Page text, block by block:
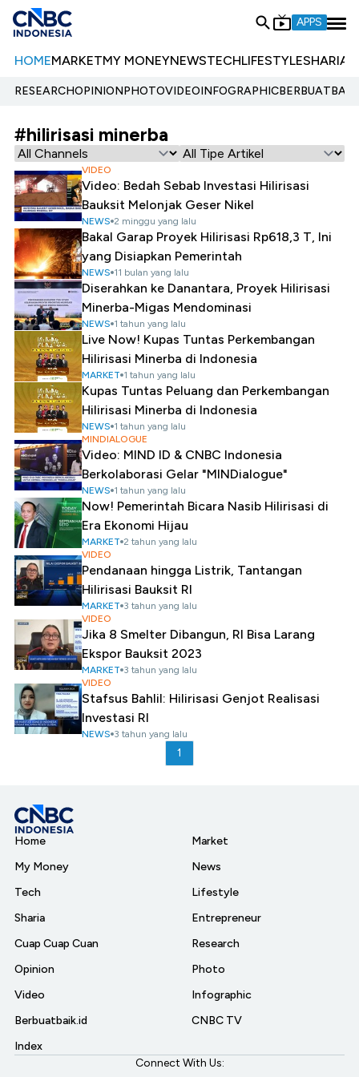
APPS
HOMEMARKETMY MONEYNEWSTECHLIFESTYLESHARIA
RESEARCHOPINIONPHOTOVIDEOINFOGRAPHIC
#hilirisasi minerba
VIDEO
Video: Bedah Sebab Investasi Hilirisasi
Bauksit Melonjak Geser Nikel
NEWS 2 minggu yang lalu
Bakal Garap Proyek Hilirisasi Rp618,3 T, Ini
yang Disiapkan Pemerintah
NEWS 11 bulan yang lalu
Diserahkan ke Danantara, Proyek Hilirisasi
Minerba-Migas Mendominasi
NEWS 1 tahun yang lalu
Live Now! Kupas Tuntas Perkembangan
Hilirisasi Minerba di Indonesia
MARKET 1 tahun yang lalu
Kupas Tuntas Peluang dan Perkembangan
Hilirisasi Minerba di Indonesia
NEWS 1 tahun yang lalu
MINDIALOGUE
Video: MIND ID & CNBC Indonesia
Berkolaborasi Gelar "MINDialogue"
NEWS 1 tahun yang lalu
Now! Pemerintah Bicara Nasib Hilirisasi di
Era Ekonomi Hijau
MARKET 2 tahun yang lalu
VIDEO
Pendanaan hingga Listrik, Tantangan
Hilirisasi Bauksit RI
MARKET 3 tahun yang lalu
VIDEO
Jika 8 Smelter Dibangun, RI Bisa Larang
Ekspor Bauksit 2023
MARKET 3 tahun yang lalu
VIDEO
Stafsus Bahlil: Hilirisasi Genjot Realisasi
Investasi RI
NEWS 3 tahun yang lalu
1
Home
My Money
Tech
Sharia
Cuap Cuap Cuan
Opinion
Video
Berbuatbaik.id
Index
Market
News
Lifestyle
Entrepreneur
Research
Photo
Infographic
CNBC TV
Connect With Us: